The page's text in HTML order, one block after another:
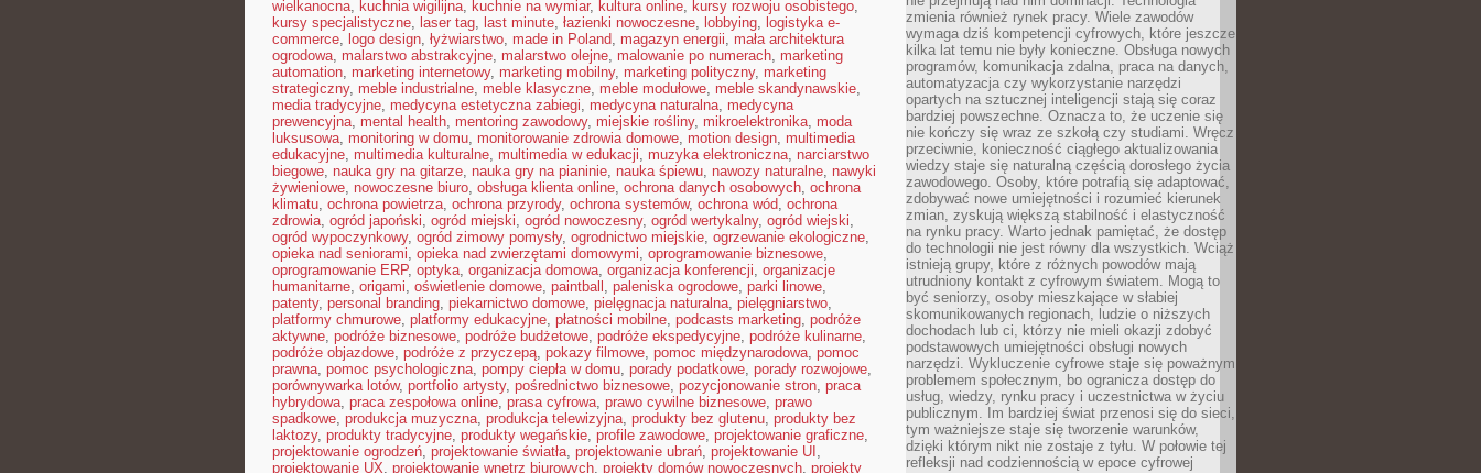
wielkanocna, kuchnia wigilijna, kuchnie na wymiar, kultura online, kursy rozwoju osobistego,
kursy specjalistyczne, laser tag, last minute, łazienki nowoczesne, lobbying, logistyka e-
commerce, logo design, łyżwiarstwo, made in Poland, magazyn energii, mała architektura
ogrodowa, malarstwo abstrakcyjne, malarstwo olejne, malowanie po numerach, marketing
automation, marketing internetowy, marketing mobilny, marketing polityczny, marketing
strategiczny, meble industrialne, meble klasyczne, meble modułowe, meble skandynawskie,
media tradycyjne, medycyna estetyczna zabiegi, medycyna naturalna, medycyna
prewencyjna, mental health, mentoring zawodowy, miejskie rośliny, mikroelektronika, moda
luksusowa, monitoring w domu, monitorowanie zdrowia domowe, motion design, multimedia
edukacyjne, multimedia kulturalne, multimedia w edukacji, muzyka elektroniczna, narciarstwo
biegowe, nauka gry na gitarze, nauka gry na pianinie, nauka śpiewu, nawozy naturalne, nawyki
żywieniowe, nowoczesne biuro, obsługa klienta online, ochrona danych osobowych, ochrona
klimatu, ochrona powietrza, ochrona przyrody, ochrona systemów, ochrona wód, ochrona
zdrowia, ogród japoński, ogród miejski, ogród nowoczesny, ogród wertykalny, ogród wiejski,
ogród wypoczynkowy, ogród zimowy pomysły, ogrodnictwo miejskie, ogrzewanie ekologiczne,
opieka nad seniorami, opieka nad zwierzętami domowymi, oprogramowanie biznesowe,
oprogramowanie ERP, optyka, organizacja domowa, organizacja konferencji, organizacje
humanitarne, origami, oświetlenie domowe, paintball , paleniska ogrodowe, parki linowe,
patenty, personal branding, piekarnictwo domowe, pielęgnacja naturalna, pielęgniarstwo,
platformy chmurowe, platformy edukacyjne, płatności mobilne, podcasts marketing, podróże
aktywne, podróże biznesowe, podróże budżetowe, podróże ekspedycyjne, podróże kulinarne,
podróże objazdowe, podróże z przyczepą, pokazy filmowe, pomoc międzynarodowa, pomoc
prawna, pomoc psychologiczna, pompy ciepła w domu, porady podatkowe, porady rozwojowe,
porównywarka lotów, portfolio artysty, pośrednictwo biznesowe, pozycjonowanie stron, praca
hybrydowa, praca zespołowa online, prasa cyfrowa, prawo cywilne biznesowe, prawo
spadkowe, produkcja muzyczna, produkcja telewizyjna, produkty bez glutenu, produkty bez
laktozy, produkty tradycyjne, produkty wegańskie, profile zawodowe, projektowanie graficzne,
projektowanie ogrodzeń, projektowanie światła, projektowanie ubrań, projektowanie UI ,
projektowanie UX, projektowanie wnętrz biurowych, projekty domów nowoczesnych, projekty
zmienia również rynek pracy. Wiele zawodów
wymaga dziś kompetencji cyfrowych, które jeszcze
kilka lat temu nie były konieczne. Obsługa nowych
programów, komunikacja zdalna, praca na danych,
automatyzacja czy wykorzystanie narzędzi
opartych na sztucznej inteligencji stają się coraz
bardziej powszechne. Oznacza to, że uczenie się
nie kończy się wraz ze szkołą czy studiami. Wręcz
przeciwnie, konieczność ciągłego aktualizowania
wiedzy staje się naturalną częścią dorosłego życia
zawodowego. Osoby, które potrafią się adaptować,
zdobywać nowe umiejętności i rozumieć kierunek
zmian, zyskują większą stabilność i elastyczność
na rynku pracy. Warto jednak pamiętać, że dostęp
do technologii nie jest równy dla wszystkich. Wciąż
istnieją grupy, które z różnych powodów mają
utrudniony kontakt z cyfrowym światem. Mogą to
być seniorzy, osoby mieszkające w słabiej
skomunikowanych regionach, ludzie o niższych
dochodach lub ci, którzy nie mieli okazji zdobyć
podstawowych umiejętności obsługi nowych
narzędzi. Wykluczenie cyfrowe staje się poważnym
problemem społecznym, bo ogranicza dostęp do
usług, wiedzy, rynku pracy i uczestnictwa w życiu
publicznym. Im bardziej świat przenosi się do sieci,
tym ważniejsze staje się tworzenie warunków,
dzięki którym nikt nie zostaje z tyłu. W połowie tej
refleksji nad codziennością w epoce cyfrowej